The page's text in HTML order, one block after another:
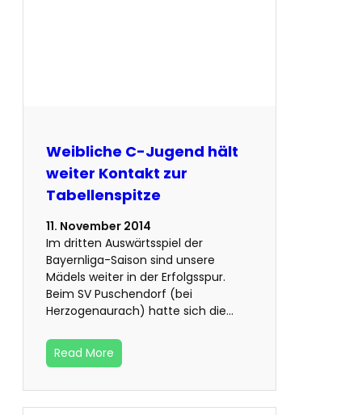
Weibliche C-Jugend hält
weiter Kontakt zur
Tabellenspitze
11. November 2014
Im dritten Auswärtsspiel der
Bayernliga-Saison sind unsere
Mädels weiter in der Erfolgsspur.
Beim SV Puschendorf (bei
Herzogenaurach) hatte sich die…
Read More